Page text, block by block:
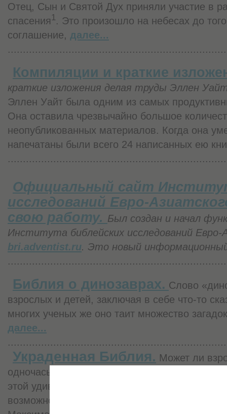
Отец, Сын и Святой Дух приняли участие в
спасения1. Это произошло на небесах до
соглашение, далее...
Компиляции и краткие
краткие изложения делая труды Эллен
Эллен Уайт была одним из самых
Она оставила чрезвычайно большое
неопубликованных материалов. Когда она
напечатаны были всего 24 написанных ею
Официальный сайт
исследований Евро-
свою работу. Был создан и начал
Института библейских исследований Евро-
bri.adventist.ru. Это новый
Библия о динозаврах. Слово
взрослых и детей, заключая в себе что-то
многих ученых же оно таит множество
далее...
Украденная Библия. Может ли
одночасье изменить свою жизнь? Конечно,
этой удивительной перемене? Как и при
возможно перевоплощение? Вот наша